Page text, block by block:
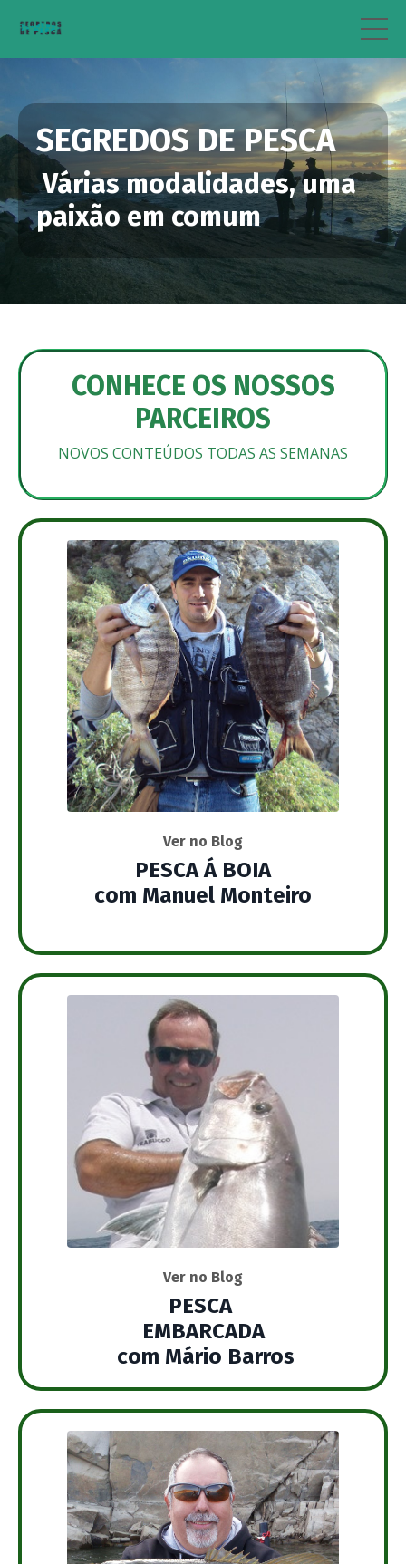
SEGREDOS DE PESCA
Várias modalidades, uma
paixão em comum
CONHECE OS NOSSOS
PARCEIROS
NOVOS CONTEÚDOS TODAS AS SEMANAS
Ver no Blog
PESCA Á BOIA
com Manuel Monteiro
Ver no Blog
PESCA
EMBARCADA
com Mário Barros